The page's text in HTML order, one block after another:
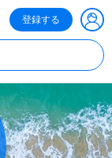
登録する